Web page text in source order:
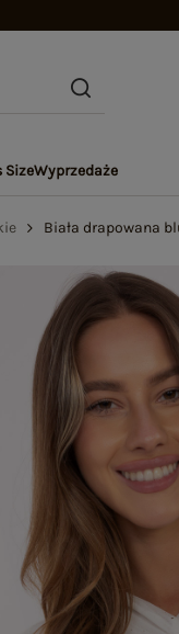
SizeWyprzedaże
Biała drapowana